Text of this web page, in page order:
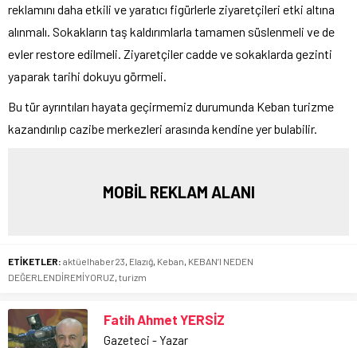
reklamını daha etkili ve yaratıcı figürlerle ziyaretçileri etki altına
alınmalı. Sokakların taş kaldırımlarla tamamen süslenmeli ve de
evler restore edilmeli. Ziyaretçiler cadde ve sokaklarda gezinti
yaparak tarihi dokuyu görmeli.
Bu tür ayrıntıları hayata geçirmemiz durumunda Keban turizme
kazandırılıp cazibe merkezleri arasında kendine yer bulabilir.
MOBİL REKLAM ALANI
ETİKETLER: aktüelhaber23, Elazığ, Keban, KEBAN’I NEDEN
DEĞERLENDİREMİYORUZ, turizm
Fatih Ahmet YERSİZ
Gazeteci - Yazar